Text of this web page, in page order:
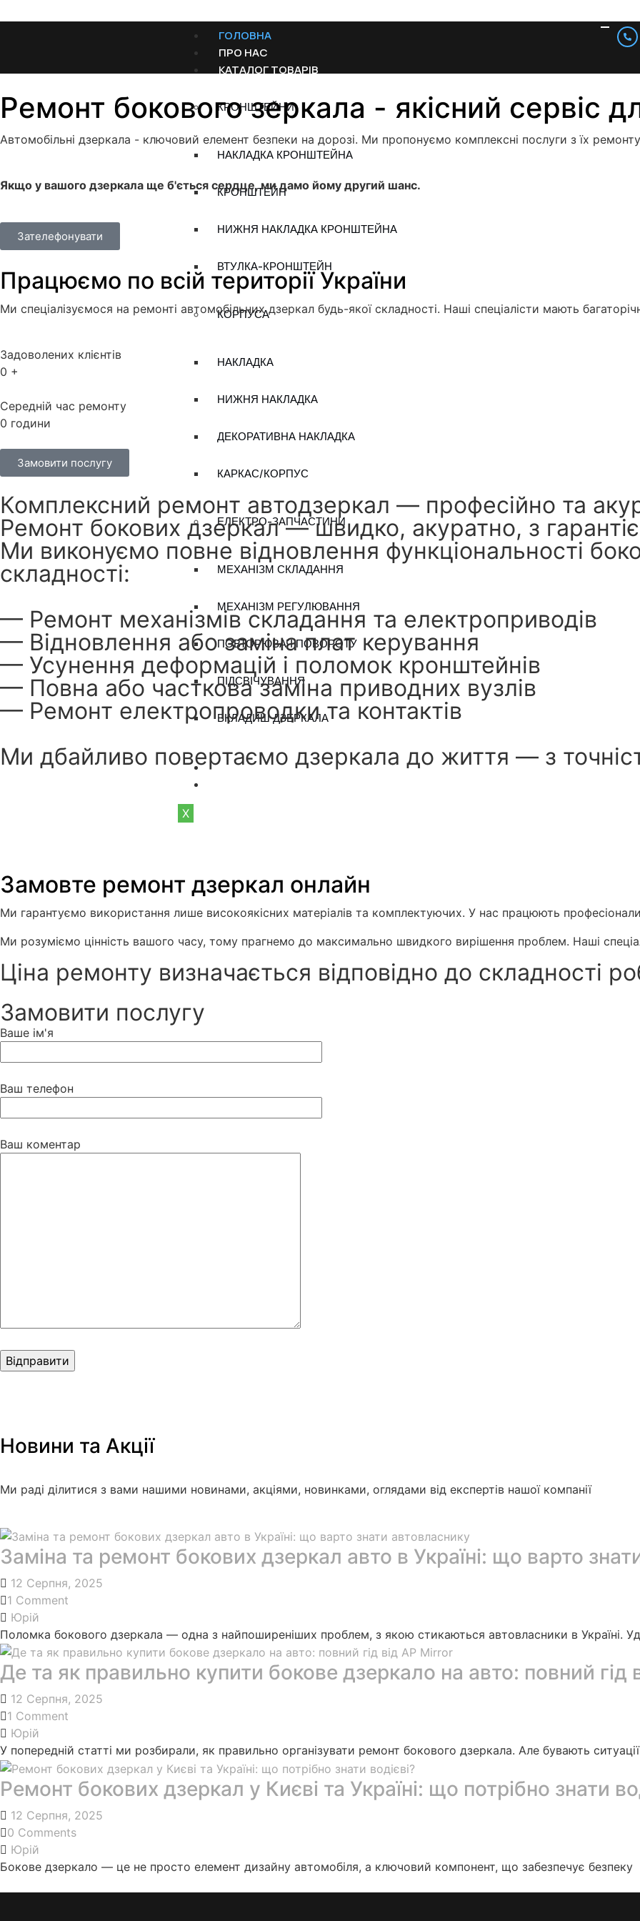
ГОЛОВНА
ПРО НАС
КАТАЛОГ ТОВАРІВ
КРОНШТЕЙНИ
НАКЛАДКА КРОНШТЕЙНА
КРОНШТЕЙН
НИЖНЯ НАКЛАДКА КРОНШТЕЙНА
ВТУЛКА-КРОНШТЕЙН
КОРПУСА
НАКЛАДКА
НИЖНЯ НАКЛАДКА
ДЕКОРАТИВНА НАКЛАДКА
КАРКАС/КОРПУС
ЕЛЕКТРО-ЗАПЧАСТИНИ
МЕХАНІЗМ СКЛАДАННЯ
МЕХАНІЗМ РЕГУЛЮВАННЯ
ПОВТОРЮВАЧ ПОВОРОТУ
ПІДСВІЧУВАННЯ
ВКЛАДИШ ДЗЕРКАЛА
БЛОГ
X
Ремонт бокового зеркала - якісний сервіс
Автомобільні дзеркала - ключовий елемент безпеки на дорозі. Ми пропонуємо комплексні послуги з їх
Якщо у вашого дзеркала ще б'ється сердце, ми дамо йому другий шанс.
Зателефонувати
Працюємо по всій території України
Ми спеціалізуємося на ремонті автомобільних дзеркал будь-якої складності. Наші спеціалісти мають
Задоволених клієнтів
0 +
Середній час ремонту
0 години
Замовити послугу
Комплексний ремонт автодзеркал — професійно та
Ремонт бокових дзеркал — швидко, акуратно, з
Ми виконуємо повне відновлення функціональності
складності:
— Ремонт механізмів складання та електроприводів
— Відновлення або заміна плат керування
— Усунення деформацій і поломок кронштейнів
— Повна або часткова заміна приводних вузлів
— Ремонт електропроводки та контактів
Ми дбайливо повертаємо дзеркала до життя — з
Замовте ремонт дзеркал онлайн
Ми гарантуємо використання лише високоякісних матеріалів та комплектуючих. У нас працюють
Ми розуміємо цінність вашого часу, тому прагнемо до максимально швидкого вирішення проблем. Наші
Ціна ремонту визначається відповідно до складності
Замовити послугу
Ваше ім'я
Ваш телефон
Ваш коментар
Новини та Акції
Ми раді ділитися з вами нашими новинами, акціями, новинками, оглядами від експертів нашої компанії
Заміна та ремонт бокових дзеркал авто в Україні: що варто
12 Серпня, 2025
1 Comment
Юрій
Поломка бокового дзеркала — одна з найпоширеніших проблем, з якою стикаються автовласники в Україні.
Де та як правильно купити бокове дзеркало на авто: повний гід
12 Серпня, 2025
1 Comment
Юрій
У попередній статті ми розбирали, як правильно організувати ремонт бокового дзеркала. Але бувають
Ремонт бокових дзеркал у Києві та Україні: що потрібно знати
12 Серпня, 2025
0 Comments
Юрій
Бокове дзеркало — це не просто елемент дизайну автомобіля, а ключовий компонент, що забезпечує безпеку